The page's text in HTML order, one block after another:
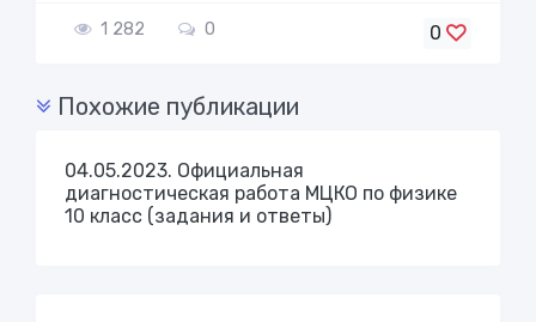
1 282 0 0
Похожие публикации
04.05.2023. Официальная
диагностическая работа МЦКО по физике
10 класс (задания и ответы)